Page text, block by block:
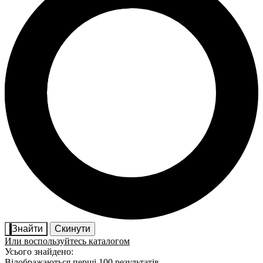
Знайти
Скинути
Или воспользуйтесь каталогом
Усього знайдено: